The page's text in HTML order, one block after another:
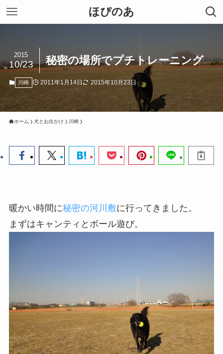
ほぴのあ
秘密の場所でプチトレーニング
2015
10/23
川崎 2011年1月14日 2015年10月23日
ホーム 犬とお出かけ 川崎
暖かい時間に秘密の河川敷に行ってきました。
まずはキャンティとボール遊び。